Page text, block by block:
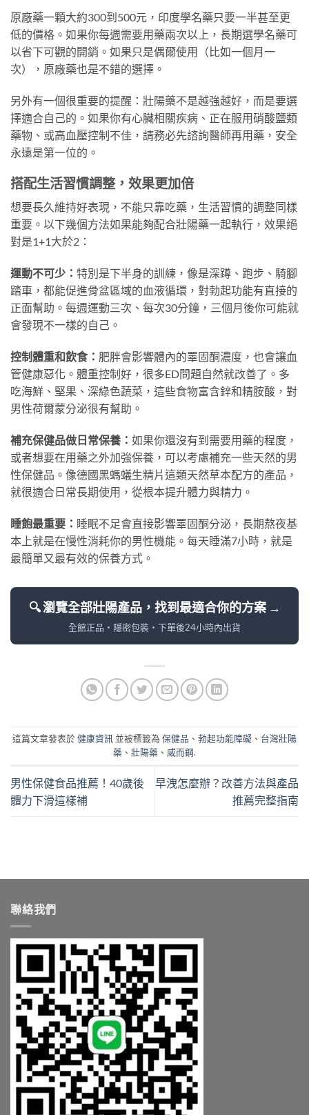
原廠藥一顆大約300到500元，印度學名藥只要一半甚至更
低的價格。如果你每週需要用藥兩次以上，長期選學名藥可
以省下可觀的開銷。如果只是偶爾使用（比如一個月一
次），原廠藥也是不錯的選擇。
另外有一個很重要的提醒：壯陽藥不是越強越好，而是要選
擇適合自己的。如果你有心臟相關疾病、正在服用硝酸鹽類
藥物、或高血壓控制不佳，請務必先諮詢醫師再用藥，安全
永遠是第一位的。
搭配生活習慣調整，效果更加倍
想要長久維持好表現，不能只靠吃藥，生活習慣的調整同樣
重要。以下幾個方法如果能夠配合壯陽藥一起執行，效果絕
對是1+1大於2：
運動不可少： 特別是下半身的訓練，像是深蹲、跑步、騎腳
踏車，都能促進骨盆區域的血液循環，對勃起功能有直接的
正面幫助。每週運動三次、每次30分鐘，三個月後你可能就
會發現不一樣的自己。
控制體重和飲食： 肥胖會影響體內的睪固酮濃度，也會讓血
管健康惡化。體重控制好，很多ED問題自然就改善了。多
吃海鮮、堅果、深綠色蔬菜，這些食物富含鋅和精胺酸，對
男性荷爾蒙分泌很有幫助。
補充保健品做日常保養： 如果你還沒有到需要用藥的程度，
或者想要在用藥之外加強保養，可以考慮補充一些天然的男
性保健品。像德國黑螞蟻生精片這類天然草本配方的產品，
就很適合日常長期使用，從根本提升體力與精力。
睡飽最重要： 睡眠不足會直接影響睪固酮分泌，長期熬夜基
本上就是在慢性消耗你的男性機能。每天睡滿7小時，就是
最簡單又最有效的保養方式。
🔍 瀏覽全部壯陽產品，找到最適合你的方案 →
全館正品・隱密包裝・下單後24小時內出貨
這篇文章發表於健康資訊 並被標籤為 保健品 、 勃起功能障礙 、 台灣壯陽
藥 、 壯陽藥 、 威而鋼.
男性保健食品推薦！40歲後
體力下滑這樣補
早洩怎麼辦？改善方法與產品
推薦完整指南
聯絡我們